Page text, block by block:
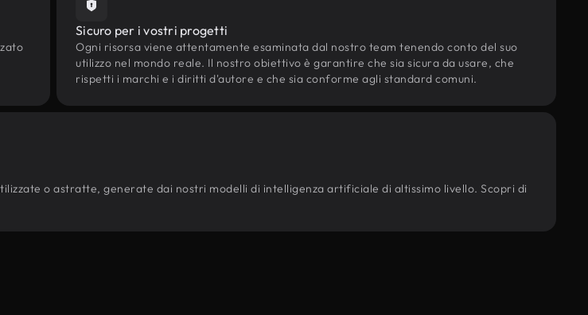
Sicuro per i vostri progetti
Ogni risorsa viene attentamente esaminata dal nostro team tenendo conto del suo
utilizzo nel mondo reale. Il nostro obiettivo è garantire che sia sicura da usare, che
rispetti i marchi e i diritti d'autore e che sia conforme agli standard comuni.
o astratte, generate dai nostri modelli di intelligenza artificiale di altissimo livello. Scopri di